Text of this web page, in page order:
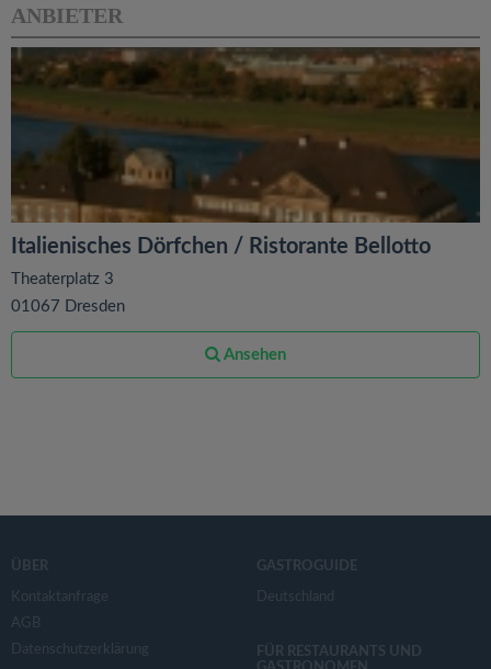
ANBIETER
Italienisches Dörfchen / Ristorante Bellotto
Theaterplatz 3
01067 Dresden
Ansehen
ÜBER
Kontaktanfrage
AGB
Datenschutzerklärung
GASTROGUIDE
Deutschland
FÜR RESTAURANTS UND